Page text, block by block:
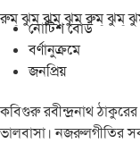
রুম্ ঝুম্ ঝুম্ ঝুম্ রুম্ ঝুম্
নোটিশ বোর্ড
বর্ণানুক্রমে
জনপ্রিয়
কবিগুরু রবীন্দ্রনাথ ঠাকুরের
ভালবাসা। নজরুলগীতির